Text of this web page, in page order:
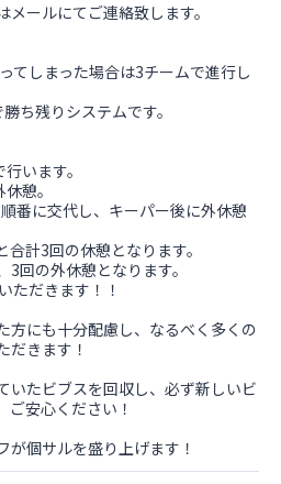
ールにてご連絡致します。
てしまった場合は3チームで進行し
ち残りシステムです。
います。
憩。
番に交代し、キーパー後に外休憩
計3回の休憩となります。
回の外休憩となります。
ただきます！！
にも十分配慮し、なるべく多くの
だきます！
たビブスを回収し、必ず新しいビ
ご安心ください！
個サルを盛り上げます！